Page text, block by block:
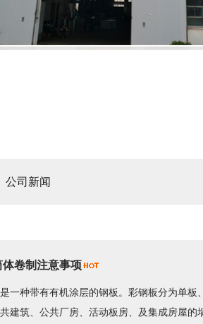
公司新闻
卷制注意事项
一种带有有机涂层的钢板。彩钢板分为单板
建筑、公共厂房、活动板房、及集成房屋的